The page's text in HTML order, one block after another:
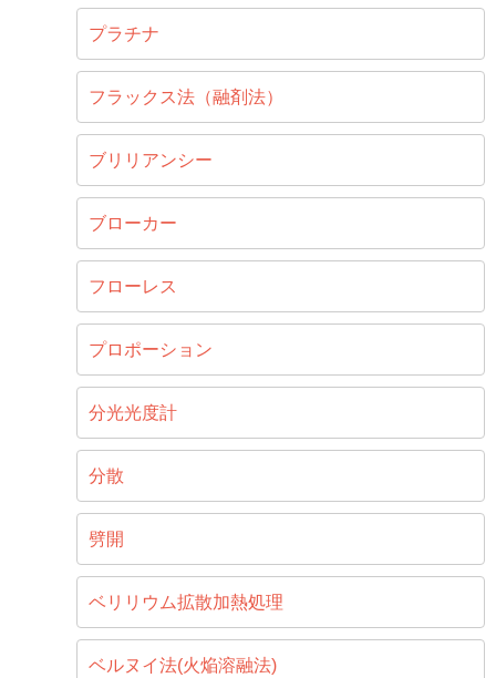
プラチナ
フラックス法（融剤法）
ブリリアンシー
ブローカー
フローレス
プロポーション
分光光度計
分散
劈開
ベリリウム拡散加熱処理
ベルヌイ法(火焔溶融法)